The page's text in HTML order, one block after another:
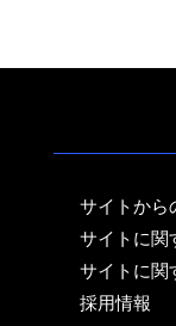
サイトから
サイトに関
サイトに関
採用情報